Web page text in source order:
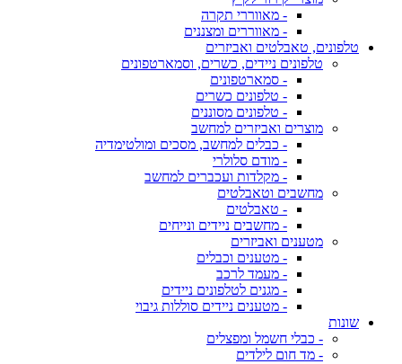
- מאווררי תקרה
- מאווררים ומצננים
טלפונים, טאבלטים ואביזרים
טלפונים ניידים, כשרים, וסמארטפונים
- סמארטפונים
- טלפונים כשרים
- טלפונים מסוננים
מוצרים ואביזרים למחשב
- כבלים למחשב, מסכים ומולטימדיה
- מודם סלולרי
- מקלדות ועכברים למחשב
מחשבים וטאבלטים
- טאבלטים
- מחשבים ניידים ונייחים
מטענים ואביזרים
- מטענים וכבלים
- מעמד לרכב
- מגנים לטלפונים ניידים
- מטענים ניידים סוללות גיבוי
שונות
- כבלי חשמל ומפצלים
- מד חום לילדים